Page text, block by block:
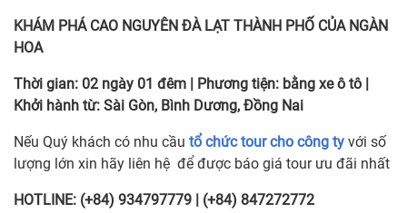
KHÁM PHÁ CAO NGUYÊN ĐÀ LẠT THÀNH PHỐ CỦA NGÀN
HOA
Thời gian: 02 ngày 01 đêm Phương tiện: bằng xe ô tô
Khởi hành từ: Sài Gòn, Bình Dương, Đồng Nai
Nếu Quý khách có nhu cầu tổ chức tour cho công ty với số
lượng lớn xin hãy liên hệ để được báo giá tour ưu đãi nhất
HOTLINE: (+84) 934797779 | (+84) 847272772